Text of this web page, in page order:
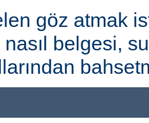
göz atmak
nasıl belgesi,